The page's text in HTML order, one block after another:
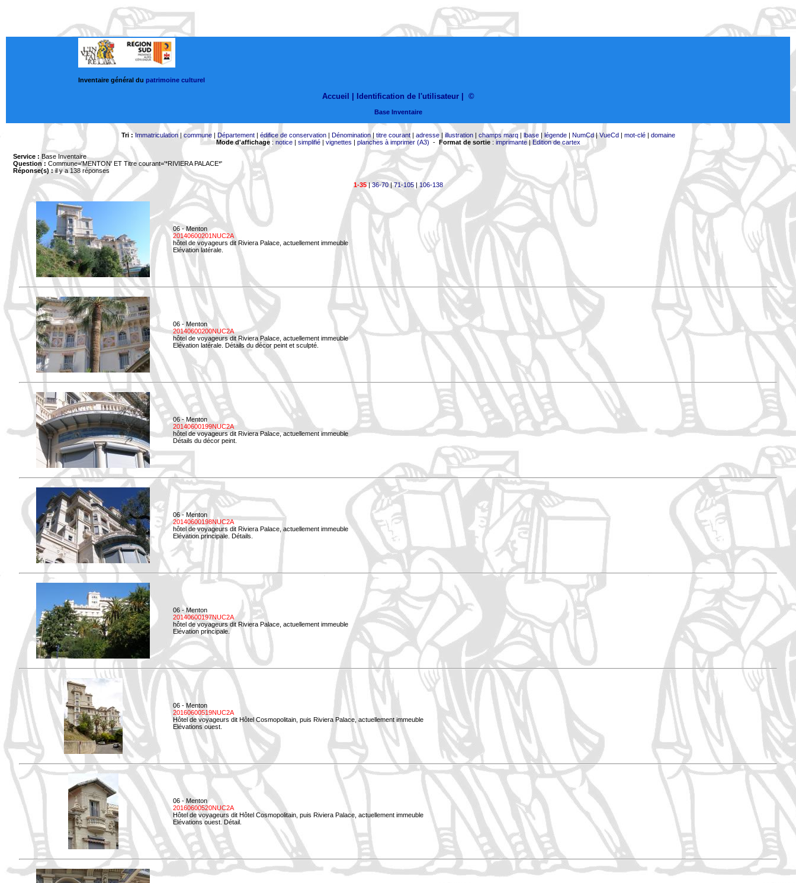
Inventaire général du patrimoine culturel
Accueil | Identification de l'utilisateur ©
Base Inventaire
Tri : Immatriculation|commune| Département| édifice de conservation| Dénomination| titre courant| adresse| illustration| champs marq| lbase| légende| NumCd|VueCd| mot-clé| domaine
Mode d'affichage: notice| simplifié| vignettes | planches à imprimer (A3) - Format de sortie: imprimante|Edition de cartex
Service : Base Inventaire
Question : Commune='MENTON' ET Titre courant='*RIVIERA PALACE*'
Réponse(s) :il y a 138 réponses
1-35|36-70|71-105| 106-138
06 - Menton
20140600201NUC2A
hôtel de voyageurs dit Riviera Palace, actuellement immeuble
Elévation latérale.
06 - Menton
20140600200NUC2A
hôtel de voyageurs dit Riviera Palace, actuellement immeuble
Elévation latérale. Détails du décor peint et sculpté.
06 - Menton
20140600199NUC2A
hôtel de voyageurs dit Riviera Palace, actuellement immeuble
Détails du décor peint.
06 - Menton
20140600198NUC2A
hôtel de voyageurs dit Riviera Palace, actuellement immeuble
Elévation principale. Détails.
06 - Menton
20140600197NUC2A
hôtel de voyageurs dit Riviera Palace, actuellement immeuble
Elévation principale.
06 - Menton
20160600519NUC2A
Hôtel de voyageurs dit Hôtel Cosmopolitain, puis Riviera Palace, actuellement immeuble
Elévations ouest.
06 - Menton
20160600520NUC2A
Hôtel de voyageurs dit Hôtel Cosmopolitain, puis Riviera Palace, actuellement immeuble
Elévations ouest. Détail.